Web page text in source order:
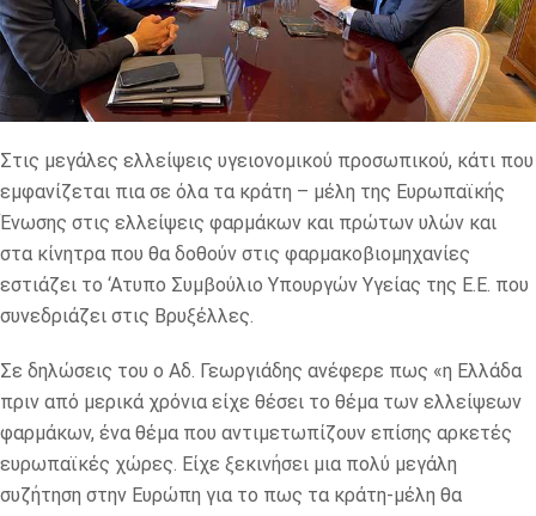
Στις μεγάλες ελλείψεις υγειονομικού προσωπικού, κάτι που
εμφανίζεται πια σε όλα τα κράτη – μέλη της Ευρωπαϊκής
Ένωσης στις ελλείψεις φαρμάκων και πρώτων υλών και
στα κίνητρα που θα δοθούν στις φαρμακοβιομηχανίες
εστιάζει το ‘Ατυπο Συμβούλιο Υπουργών Υγείας της Ε.Ε. που
συνεδριάζει στις Βρυξέλλες.
Σε δηλώσεις του ο Αδ. Γεωργιάδης ανέφερε πως «η Ελλάδα
πριν από μερικά χρόνια είχε θέσει το θέμα των ελλείψεων
φαρμάκων, ένα θέμα που αντιμετωπίζουν επίσης αρκετές
ευρωπαϊκές χώρες. Είχε ξεκινήσει μια πολύ μεγάλη
συζήτηση στην Ευρώπη για το πως τα κράτη-μέλη θα